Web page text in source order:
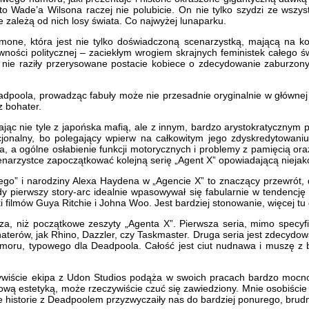
Wade’a Wilsona raczej nie polubicie. On nie tylko szydzi ze
od nich losy świata. Co najwyżej lunaparku.
która jest nie tylko doświadczoną scenarzystką, mającą na
politycznej – zaciekłym wrogiem skrajnych feministek całego
raziły przerysowane postacie kobiece o zdecydowanie
prowadząc fabuły może nie przesadnie oryginalnie w
bohater.
nie tyle z japońska mafią, ale z innym, bardzo
bo polegający wpierw na całkowitym jego
ogólne osłabienie funkcji motorycznych i problemy z pamięcią
zapoczątkować kolejną serię „Agent X” opowiadającą
i narodziny Alexa Haydena w „Agencie X” to znaczący
story-arc idealnie wpasowywał się fabularnie w
Guya Ritchie i Johna Woo. Jest bardziej stonowanie, więcej
niż początkowe zeszyty „Agenta X”. Pierwsza seria, mimo
jak Rhino, Dazzler, czy Taskmaster. Druga seria jest
typowego dla Deadpoola. Całość jest ciut nudnawa i muszę
ekipa z Udon Studios podąża w swoich pracach bardzo
estetyką, może rzeczywiście czuć się zawiedziony. Mnie
z Deadpoolem przyzwyczaiły nas do bardziej ponurego,